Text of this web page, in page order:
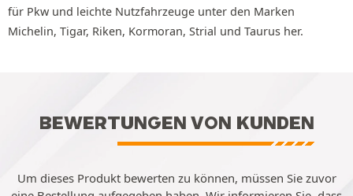
für Pkw und leichte Nutzfahrzeuge unter den Marken
Michelin, Tigar, Riken, Kormoran, Strial und Taurus her.
BEWERTUNGEN VON KUNDEN
Um dieses Produkt bewerten zu können, müssen Sie zuvor